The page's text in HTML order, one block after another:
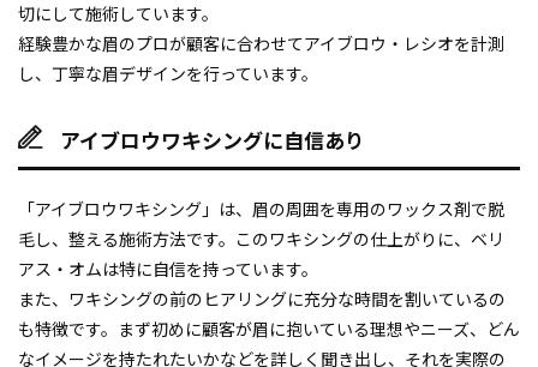
切にして施術しています。
経験豊かな眉のプロが顧客に合わせてアイブロウ・レシオを計測
し、丁寧な眉デザインを行っています。
アイブロウワキシングに自信あり
「アイブロウワキシング」は、眉の周囲を専用のワックス剤で脱
毛し、整える施術方法です。このワキシングの仕上がりに、ベリ
アス・オムは特に自信を持っています。
また、ワキシングの前のヒアリングに充分な時間を割いているの
も特徴です。まず初めに顧客が眉に抱いている理想やニーズ、どん
なイメージを持たれたいかなどを詳しく聞き出し、それを実際の